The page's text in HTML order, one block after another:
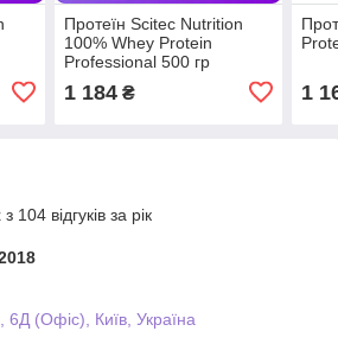
Протеїн Scitec Nutrition
100% Whey Protein
Professional 500 гр
1 184₴ 1
104 відгуків за рік
6Д (Офіс), Київ, Україна